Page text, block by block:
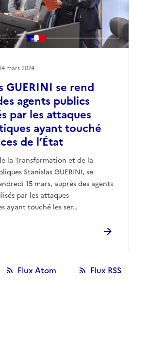
GUERINI se rend
agents publics
par les attaques
ayant touché
de l’État
la Transformation et de la
Stanislas GUERINI, se
15 mars, auprès des agents
par les attaques
ayant touché les ser…
mars 2024
Flux Atom Flux RSS